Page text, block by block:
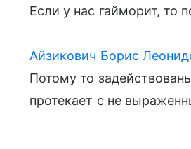
Если у нас гайморит, то
Айзикович Борис
Потому то
протекает с не